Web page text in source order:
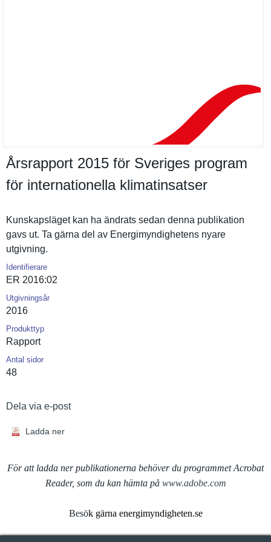
Årsrapport 2015 för Sveriges program
för internationella klimatinsatser
Kunskapslä­get kan ha ändrats sedan denna publikatio­n
gavs ut. Ta gärna del av Energimynd­ighetens nyare
utgivning.
Identifierare
ER 2016:02
Utgivningsår
2016
Produkttyp
Rapport
Antal sidor
48
Dela via e-post
Ladda ner
För att ladda ner publikationerna behöver du programmet Acrobat
Reader, som du kan hämta på www.adobe.com
Besök gärna energimyndigheten.se